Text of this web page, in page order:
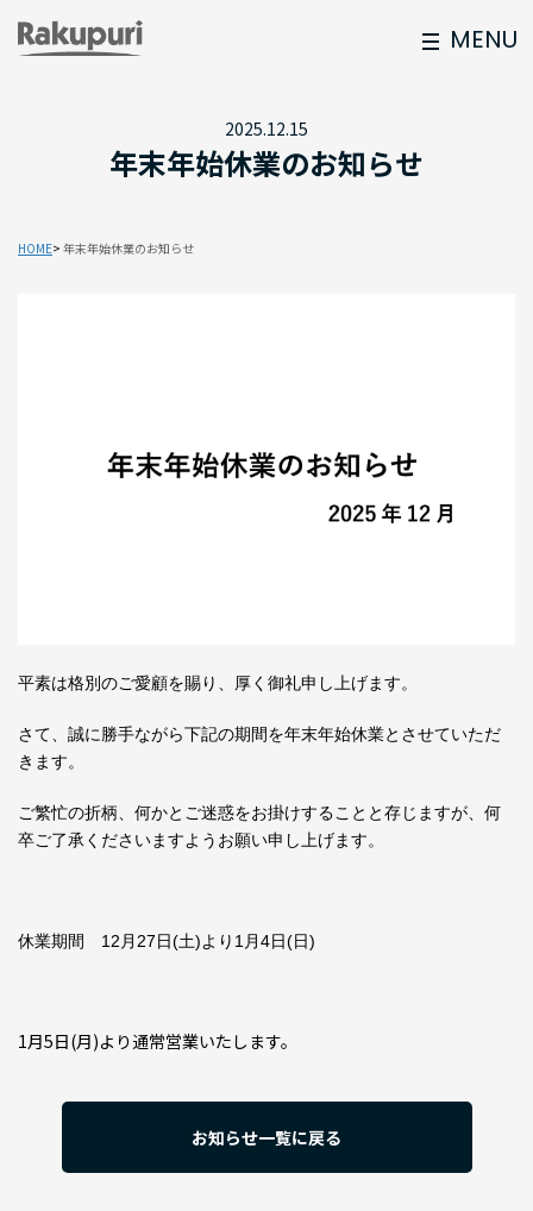
MENU
2025.12.15
年末年始休業のお知らせ
HOME 年末年始休業のお知らせ
平素は格別のご愛顧を賜り、厚く御礼申し上げます。
さて、誠に勝手ながら下記の期間を年末年始休業とさせていただ
きます。
ご繁忙の折柄、何かとご迷惑をお掛けすることと存じますが、何
卒ご了承くださいますようお願い申し上げます。
休業期間 12月27日(土)より1月4日(日)
1月5日(月)より通常営業いたします。
お知らせ一覧に戻る